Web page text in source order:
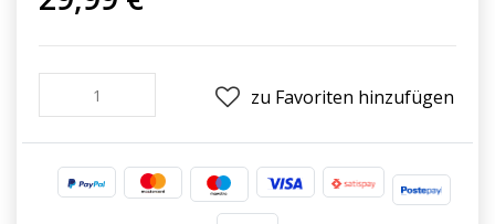
zu Favoriten hinzufügen